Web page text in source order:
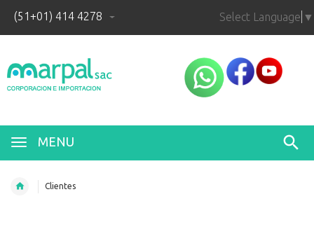
(51+01) 414 4278 Select Language ▼
MENU
Clientes